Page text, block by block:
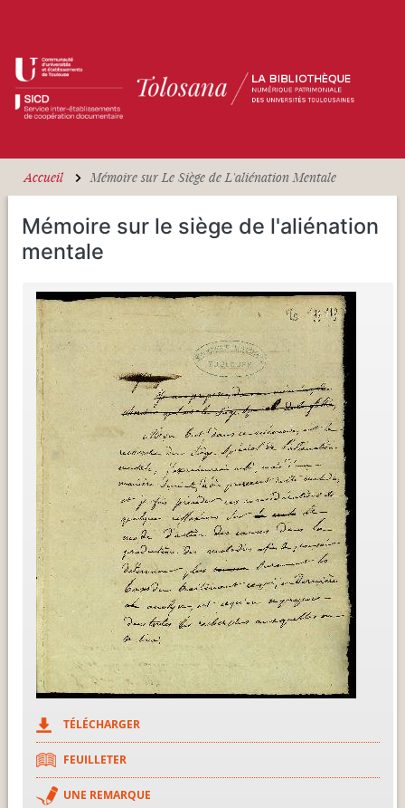
Accueil Mémoire sur Le Siège de L'aliénation Mentale
Mémoire sur le siège de l'aliénation
mentale
TÉLÉCHARGER
FEUILLETER
UNE REMARQUE